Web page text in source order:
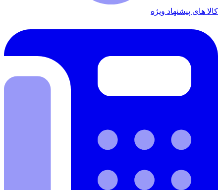
کالا های پیشنهاد ویژه